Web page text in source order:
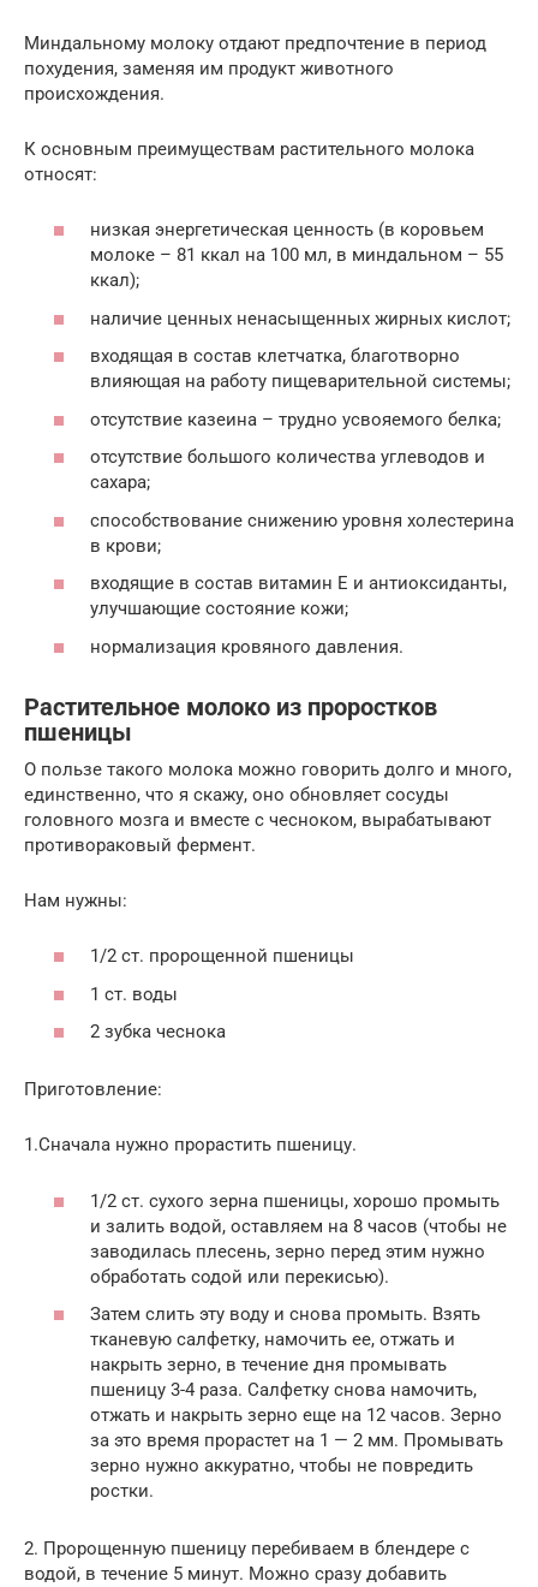
Миндальному молоку отдают предпочтение в период
похудения, заменяя им продукт животного
происхождения.
К основным преимуществам растительного молока
относят:
низкая энергетическая ценность (в коровьем
молоке – 81 ккал на 100 мл, в миндальном – 55
ккал);
наличие ценных ненасыщенных жирных кислот;
входящая в состав клетчатка, благотворно
влияющая на работу пищеварительной системы;
отсутствие казеина – трудно усвояемого белка;
отсутствие большого количества углеводов и
сахара;
способствование снижению уровня холестерина
в крови;
входящие в состав витамин Е и антиоксиданты,
улучшающие состояние кожи;
нормализация кровяного давления.
Растительное молоко из проростков
пшеницы
О пользе такого молока можно говорить долго и много,
единственно, что я скажу, оно обновляет сосуды
головного мозга и вместе с чесноком, вырабатывают
противораковый фермент.
Нам нужны:
1/2 ст. пророщенной пшеницы
1 ст. воды
2 зубка чеснока
Приготовление:
1.Сначала нужно прорастить пшеницу.
1/2 ст. сухого зерна пшеницы, хорошо промыть
и залить водой, оставляем на 8 часов (чтобы не
заводилась плесень, зерно перед этим нужно
обработать содой или перекисью).
Затем слить эту воду и снова промыть. Взять
тканевую салфетку, намочить ее, отжать и
накрыть зерно, в течение дня промывать
пшеницу 3-4 раза. Салфетку снова намочить,
отжать и накрыть зерно еще на 12 часов. Зерно
за это время прорастет на 1 — 2 мм. Промывать
зерно нужно аккуратно, чтобы не повредить
ростки.
2. Пророщенную пшеницу перебиваем в блендере с
водой, в течение 5 минут. Можно сразу добавить